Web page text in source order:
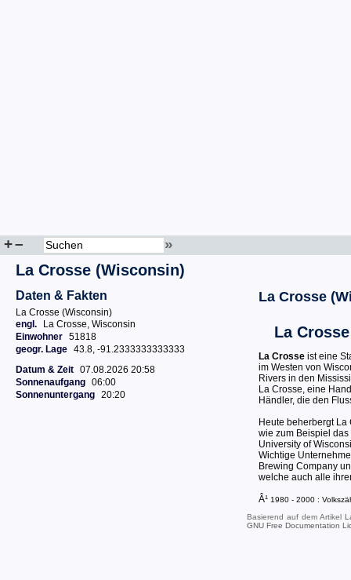
+– »
La Crosse (Wisconsin)
Daten & Fakten
La Crosse (Wisconsin)
engl.
La Crosse, Wisconsin
Einwohner 51818
geogr. Lage 43.8, -91.2333333333333
Datum & Zeit 07.08.2026 20:58
Sonnenaufgang 06:00
Sonnenuntergang 20:20
La Crosse
La
La Crosse ist eine
im Westen von
Rivers in den
La Crosse, eine
Händler, die den
Heute beherbergt
wie zum Beispiel
University of
Wichtige
Brewing Company
welche auch alle
Â¹ 1980 - 2000 :
Basierend auf dem Artikel
GNU Free Documentation